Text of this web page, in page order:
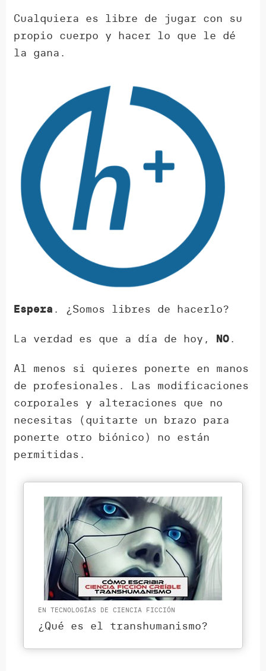
Cualquiera es libre de jugar con su
propio cuerpo y hacer lo que le dé
la gana.
Espera . ¿Somos libres de hacerlo?
La verdad es que a día de hoy, NO.
Al menos si quieres ponerte en manos
de profesionales. Las modificaciones
corporales y alteraciones que no
necesitas (quitarte un brazo para
ponerte otro biónico) no están
permitidas.
EN TECNOLOGÍAS DE CIENCIA FICCIÓN
¿Qué es el transhumanismo?